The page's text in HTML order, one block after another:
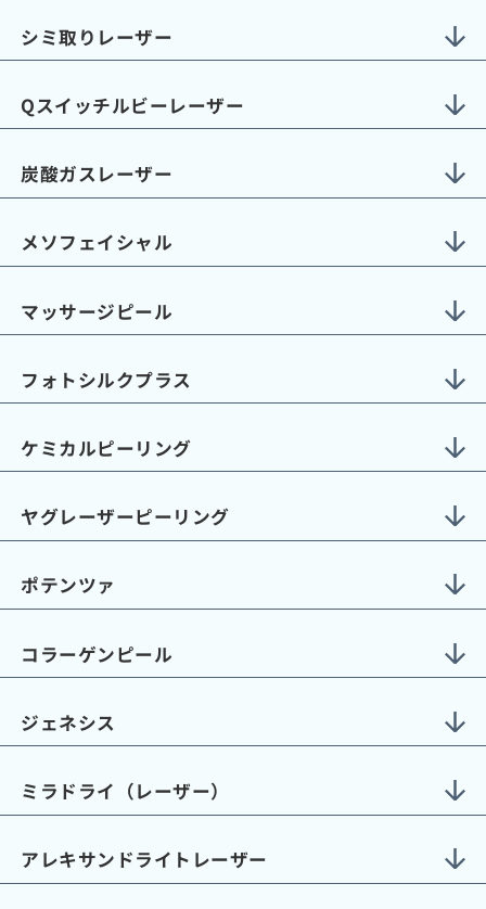
シミ取りレーザー
Qスイッチルビーレーザー
炭酸ガスレーザー
メソフェイシャル
マッサージピール
フォトシルクプラス
ケミカルピーリング
ヤグレーザーピーリング
ポテンツァ
コラーゲンピール
ジェネシス
ミラドライ（レーザー）
アレキサンドライトレーザー